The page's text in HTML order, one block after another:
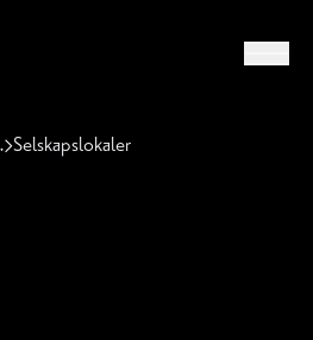
Selskapslokaler